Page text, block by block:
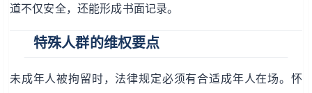
道不仅安全，还能形成书面记录。
特殊人群的维权要点
未成年人被拘留时，法律规定必须有合适成年人在场。怀